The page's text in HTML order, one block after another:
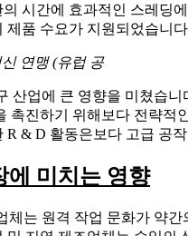
시간에 효과적인 스레딩
제품 수요가 지원되었습니
연맹 (유럽 공
산업에 큰 영향을 미쳤습
촉진하기 위해보다 전략
& D 활동은보다 고급 공
에 미치는 영향
체는 원격 작업 문화가 약